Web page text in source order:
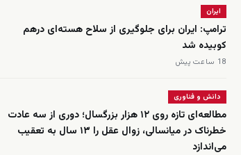
ایران
ترامپ: ایران برای جلوگیری از سلاح هسته‌ای درهم
کوبیده شد
18 ساعت پیش
دانش و فناوری
مطالعه‌ای تازه روی ۱۲ هزار بزرگسال؛ دوری از سه عادت
خطرناک در میانسالی، زوال عقل را ۱۳ سال به تعقیب
می‌اندازد